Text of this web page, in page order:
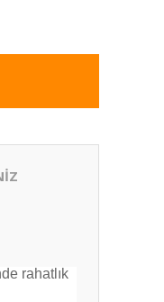
rahatlık